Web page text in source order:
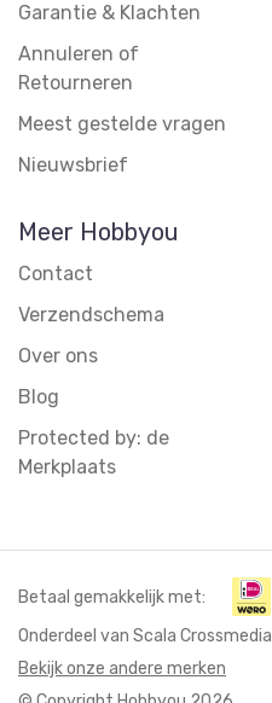
Garantie & Klachten
Annuleren of
Retourneren
Meest gestelde vragen
Nieuwsbrief
Meer Hobbyou
Contact
Verzendschema
Over ons
Blog
Protected by: de
Merkplaats
Onderdeel van Scala Crossmedia
Bekijk onze andere merken
Betaal gemakkelijk met: